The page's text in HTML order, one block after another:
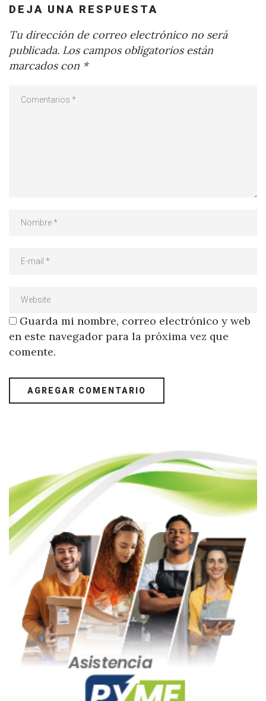
DEJA UNA RESPUESTA
Tu dirección de correo electrónico no será
publicada. Los campos obligatorios están
marcados con *
Guarda mi nombre, correo electrónico y web
en este navegador para la próxima vez que
comente.